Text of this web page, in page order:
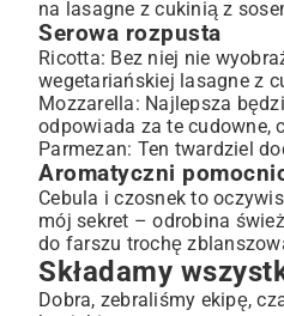
Smacznego i do garów!
na lasagne z cukinią z
Serowa rozpusta
Ricotta: Bez niej nie
wegetariańskiej lasagne z
Mozzarella: Najlepsza
odpowiada za te cudowne,
Parmezan: Ten twardziel
Aromatyczni
Cebula i czosnek to
mój sekret – odrobina
do farszu trochę
Składamy
Dobra, zebraliśmy ekipę,